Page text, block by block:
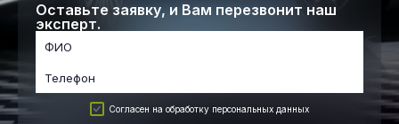
Оставьте заявку, и Вам перезвонит наш
эксперт.
Согласен на обработку персональных данных